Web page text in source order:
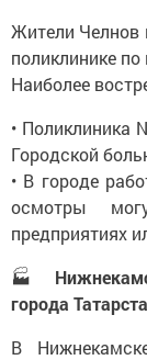
Жители Челнов
поликлинике
Наиболее
•
Городской
• В городе
осмотры
предприятиях
🏭
города
В